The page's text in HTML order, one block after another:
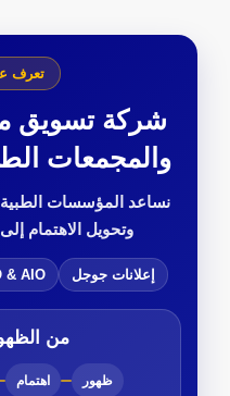
تعرف
شركة تسويق
والمجمعات
نساعد المؤسسات
وتحويل الاهتمام
إعلانات جوجل & AIO
من
ظهور اهتمام